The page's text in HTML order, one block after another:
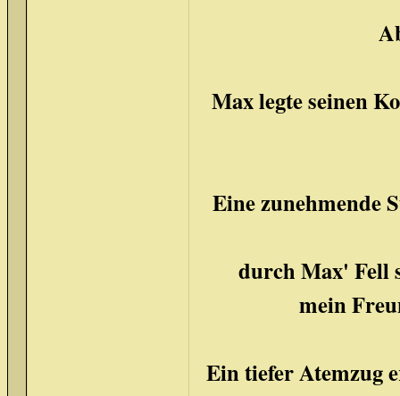
Max legte seinen
Eine zunehmende
durch Max' Fell
mein
Ein tiefer Atemzug